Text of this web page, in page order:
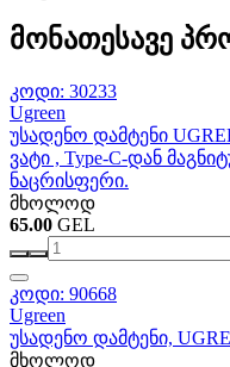
მონათესავე
კოდი: 30233
Ugreen
უსადენო დამტენი
ვატი , Type-C-დან
ნაცრისფერი.
მხოლოდ
65.00 GEL
კოდი: 90668
Ugreen
უსადენო დამტენი,
მხოლოდ